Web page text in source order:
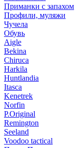
Приманки с запахом
Профили, муляжи
Чучела
Обувь
Aigle
Bekina
Chiruсa
Harkila
Huntlandia
Itasca
Kenetrek
Norfin
P.Original
Remington
Seeland
Voodoo tactical